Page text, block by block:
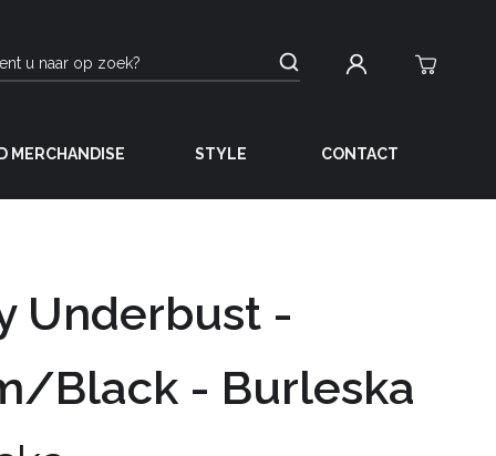
MERCHANDISE STYLE CONTACT
Underbust -
Black - Burleska